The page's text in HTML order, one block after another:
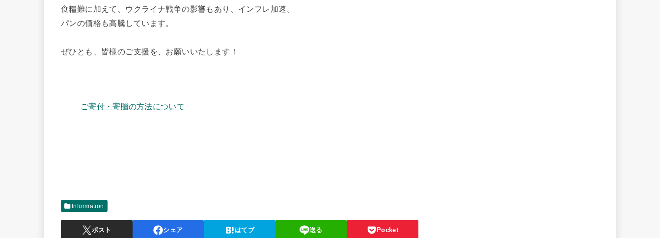
食糧難に加えて、ウクライナ戦争の影響もあり、インフレ加速。
パンの価格も高騰しています。
ぜひとも、皆様のご支援を、お願いいたします！
ご寄付・寄贈の方法について
Information
ポスト シェア はてブ 送る Pocket